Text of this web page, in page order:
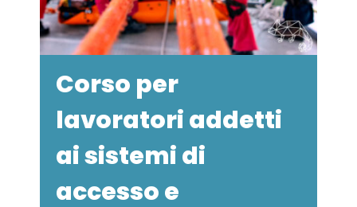
CONTATTI
Corso per
lavoratori addetti
ai sistemi di
accesso e